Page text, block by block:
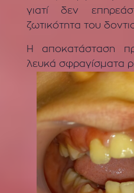
γιατί δεν
ζωτικότητα του
Η αποκατάσταση
λευκά σφραγίσματα